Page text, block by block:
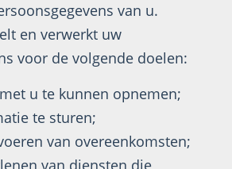
van u.
en verwerkt uw
voor de volgende doelen:
u te kunnen opnemen;
te sturen;
van overeenkomsten;
van diensten die